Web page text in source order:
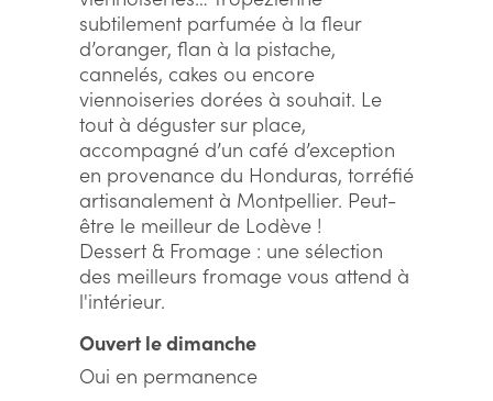
subtilement parfumée à la fleur
d’oranger, flan à la pistache,
cannelés, cakes ou encore
viennoiseries dorées à souhait. Le
tout à déguster sur place,
accompagné d’un café d’exception
en provenance du Honduras, torréfié
artisanalement à Montpellier. Peut-
être le meilleur de Lodève !
Dessert & Fromage : une sélection
des meilleurs fromage vous attend à
l'intérieur.
Ouvert le dimanche
Oui en permanence